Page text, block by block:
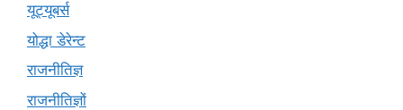
यूट्यूबर्स
योद्धा डेरेन्ट
राजनीतिज्ञ
राजनीतिज्ञों